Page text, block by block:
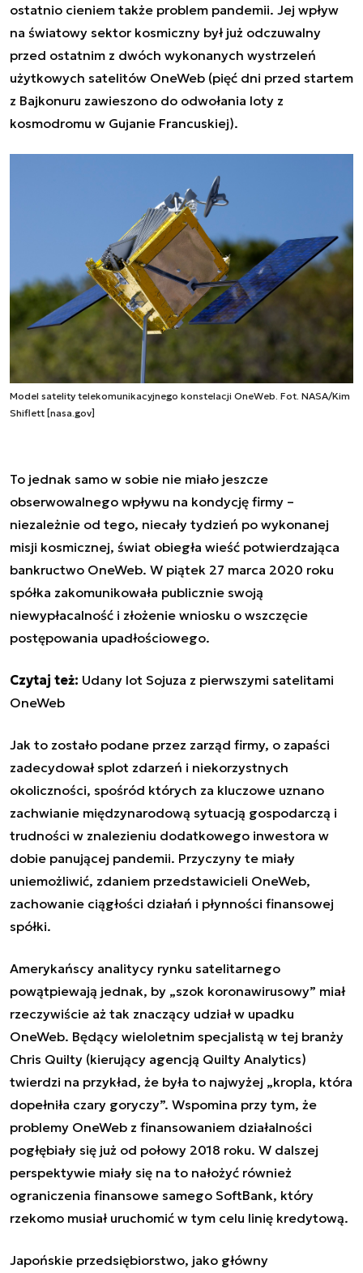
ostatnio cieniem także problem pandemii. Jej wpływ
na światowy sektor kosmiczny był już odczuwalny
przed ostatnim z dwóch wykonanych wystrzeleń
użytkowych satelitów OneWeb (pięć dni przed startem
z Bajkonuru zawieszono do odwołania loty z
kosmodromu w Gujanie Francuskiej).
Model satelity telekomunikacyjnego konstelacji OneWeb. Fot. NASA/Kim
Shiflett [nasa.gov]
To jednak samo w sobie nie miało jeszcze
obserwowalnego wpływu na kondycję firmy –
niezależnie od tego, niecały tydzień po wykonanej
misji kosmicznej, świat obiegła wieść potwierdzająca
bankructwo OneWeb. W piątek 27 marca 2020 roku
spółka zakomunikowała publicznie swoją
niewypłacalność i złożenie wniosku o wszczęcie
postępowania upadłościowego.
Czytaj też: Udany lot Sojuza z pierwszymi satelitami
OneWeb
Jak to zostało podane przez zarząd firmy, o zapaści
zadecydował splot zdarzeń i niekorzystnych
okoliczności, spośród których za kluczowe uznano
zachwianie międzynarodową sytuacją gospodarczą i
trudności w znalezieniu dodatkowego inwestora w
dobie panującej pandemii. Przyczyny te miały
uniemożliwić, zdaniem przedstawicieli OneWeb,
zachowanie ciągłości działań i płynności finansowej
spółki.
Amerykańscy analitycy rynku satelitarnego
powątpiewają jednak, by „szok koronawirusowy” miał
rzeczywiście aż tak znaczący udział w upadku
OneWeb. Będący wieloletnim specjalistą w tej branży
Chris Quilty (kierujący agencją Quilty Analytics)
twierdzi na przykład, że była to najwyżej „kropla, która
dopełniła czary goryczy”. Wspomina przy tym, że
problemy OneWeb z finansowaniem działalności
pogłębiały się już od połowy 2018 roku. W dalszej
perspektywie miały się na to nałożyć również
ograniczenia finansowe samego SoftBank, który
rzekomo musiał uruchomić w tym celu linię kredytową.
Japońskie przedsiębiorstwo, jako główny